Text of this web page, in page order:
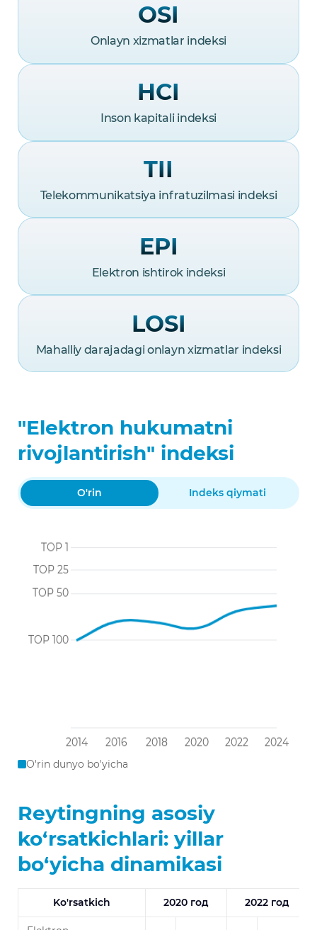
OSI
Onlayn xizmatlar indeksi
HCI
Inson kapitali indeksi
TII
Telekommunikatsiya infratuzilmasi indeksi
EPI
Elektron ishtirok indeksi
LOSI
Mahalliy darajadagi onlayn xizmatlar indeksi
"Elektron hukumatni
rivojlantirish" indeksi
O'rin Indeks qiymati
O'rin dunyo bo'yicha
Reytingning asosiy
ko‘rsatkichlari: yillar
bo‘yicha dinamikasi
Ko'rsatkich 2020 год 2022 год